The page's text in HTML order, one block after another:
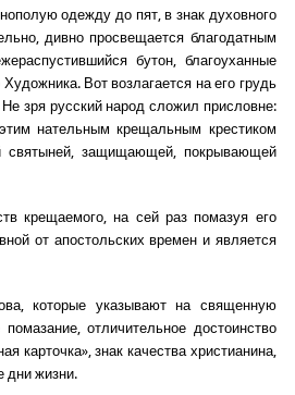
одежду до пят, в знак духовного
дивно просвещается благодатным
бутон, благоуханные
Вот возлагается на его грудь
зря русский народ сложил присловне:
нательным крещальным крестиком
святыней, защищающей, покрывающей
крещаемого, на сей раз помазуя его
от апостольских времен и является
которые указывают на священную
отличительное достоинство
карточка», знак качества христианина,
дни жизни.